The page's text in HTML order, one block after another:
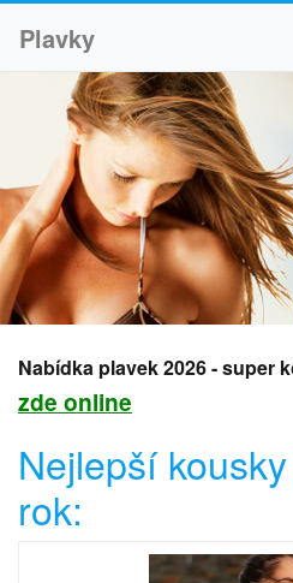
Plavky
Nabídka plavek 2026 - super
zde online
Nejlepší
rok: